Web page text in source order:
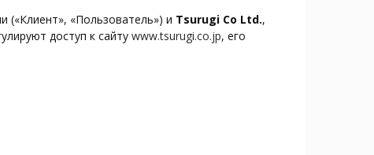
(«Клиент», «Пользователь») и Tsurugi Co Ltd.,
доступ к сайту www.tsurugi.co.jp, его